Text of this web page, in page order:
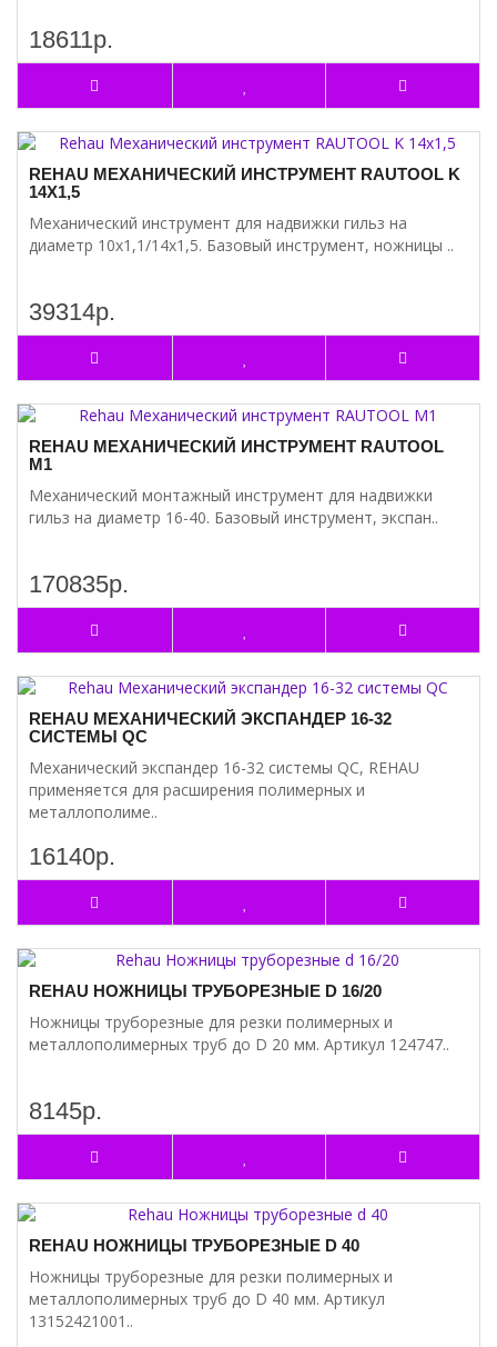
18611р.
REHAU МЕХАНИЧЕСКИЙ ИНСТРУМЕНТ RAUTOOL K
14Х1,5
Механический инструмент для надвижки гильз на
диаметр 10х1,1/14х1,5. Базовый инструмент, ножницы ..
39314р.
REHAU МЕХАНИЧЕСКИЙ ИНСТРУМЕНТ RAUTOOL
M1
Механический монтажный инструмент для надвижки
гильз на диаметр 16-40. Базовый инструмент, экспан..
170835р.
REHAU МЕХАНИЧЕСКИЙ ЭКСПАНДЕР 16-32
СИСТЕМЫ QC
Механический экспандер 16-32 системы QC, REHAU
применяется для расширения полимерных и
металлополиме..
16140р.
REHAU НОЖНИЦЫ ТРУБОРЕЗНЫЕ D 16/20
Ножницы труборезные для резки полимерных и
металлополимерных труб до D 20 мм. Артикул 124747..
8145р.
REHAU НОЖНИЦЫ ТРУБОРЕЗНЫЕ D 40
Ножницы труборезные для резки полимерных и
металлополимерных труб до D 40 мм. Артикул
13152421001..